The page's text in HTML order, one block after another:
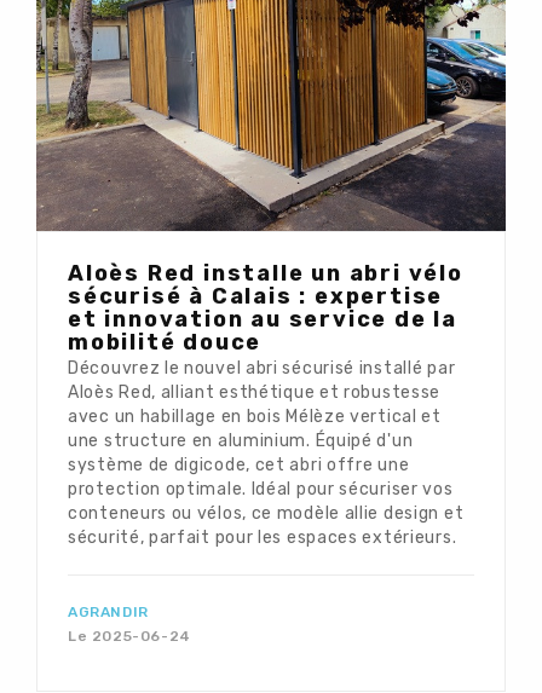
Aloès Red installe un abri vélo
sécurisé à Calais : expertise
et innovation au service de la
mobilité douce
Découvrez le nouvel abri sécurisé installé par
Aloès Red, alliant esthétique et robustesse
avec un habillage en bois Mélèze vertical et
une structure en aluminium. Équipé d'un
système de digicode, cet abri offre une
protection optimale. Idéal pour sécuriser vos
conteneurs ou vélos, ce modèle allie design et
sécurité, parfait pour les espaces extérieurs.
AGRANDIR
Le 2025-06-24